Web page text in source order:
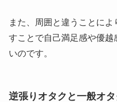
また、周囲と違うことに
すことで自己満足感や優越
いのです。
逆張りオタクと一般オ